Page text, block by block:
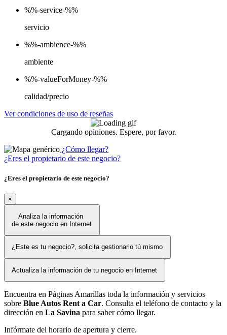
%%-service-%%
servicio
%%-ambience-%%
ambiente
%%-valueForMoney-%%
calidad/precio
Ver condiciones de uso de reseñas
Cargando opiniones. Espere, por favor.
¿Cómo llegar?
¿Eres el propietario de este negocio?
¿Eres el propietario de este negocio?
×
Analiza la información
de este negocio en Internet
¿Este es tu negocio?, solicita gestionarlo tú mismo
Actualiza la información de tu negocio en Internet
Encuentra en Páginas Amarillas toda la información y servicios
sobre Blue Autos Rent a Car. Consulta el teléfono de contacto y la
dirección en La Savina para saber cómo llegar.
Infórmate del horario de apertura y cierre.